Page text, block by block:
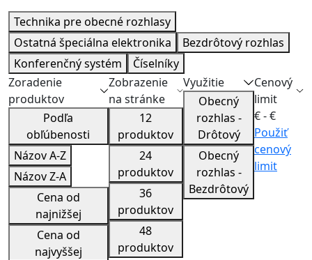
Technika pre obecné rozhlasy
Ostatná špeciálna elektronika
Bezdrôtový rozhlas
Konferenčný systém
Číselníky
Zoradenie
produktov
Podľa
obľúbenosti
Názov A-Z
Názov Z-A
Cena od
najnižšej
Cena od
najvyššej
Zobrazenie
na stránke
12
produktov
24
produktov
36
produktov
48
produktov
Využitie
Obecný
rozhlas -
Drôtový
Obecný
rozhlas -
Bezdrôtový
Cenový
limit
€ -€
Použiť
cenový
limit